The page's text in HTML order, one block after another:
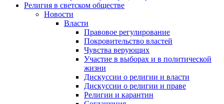
Религия в светском обществе
Новости
Власти
Правовое регулирование
Покровительство властей
Чувства верующих
Участие в выборах и в политической
жизни
Дискуссии о религии и власти
Дискуссии о религии и праве
Религии и карантин